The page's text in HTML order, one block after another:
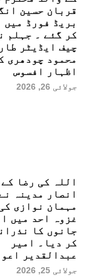
قربان حسین
بریڈ فورڈ میں
کر گئے ۔ جہلم
چیف ایڈیٹر
محمود چودھری
اظہار افسوس
جولائی 26, 2026
اللہ کی رضا
انصار مدینہ
مہمان نوازی
غزوہ احد میں
جانوں کا
کر دیا۔ امیر
عبدالقدیر
جولائی 25, 2026